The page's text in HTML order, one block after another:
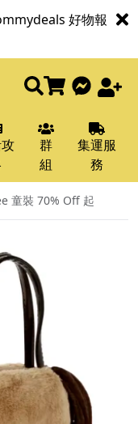
好物報
群
組
集運服
務
童裝 70% Off 起